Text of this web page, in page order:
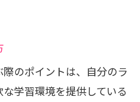
のポイントは、自分のラ
学習環境を提供している